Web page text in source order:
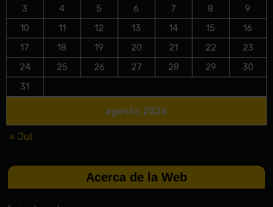
agosto 2026
3
4 5 6 7 8
9
10
11 12 13 14 15
16
17
18 19 20 21 22
23
24
25 26 27 28 29
30
31
« Jul
Acerca de la Web